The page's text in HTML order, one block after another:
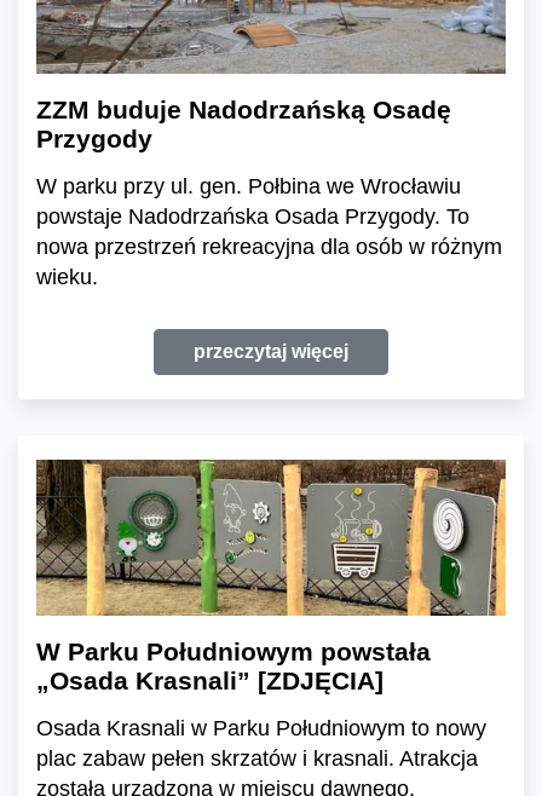
ZZM buduje Nadodrzańską Osadę
Przygody
W parku przy ul. gen. Połbina we Wrocławiu
powstaje Nadodrzańska Osada Przygody. To
nowa przestrzeń rekreacyjna dla osób w różnym
wieku.
przeczytaj więcej
W Parku Południowym powstała
„Osada Krasnali” [ZDJĘCIA]
Osada Krasnali w Parku Południowym to nowy
plac zabaw pełen skrzatów i krasnali. Atrakcja
została urządzona w miejscu dawnego,